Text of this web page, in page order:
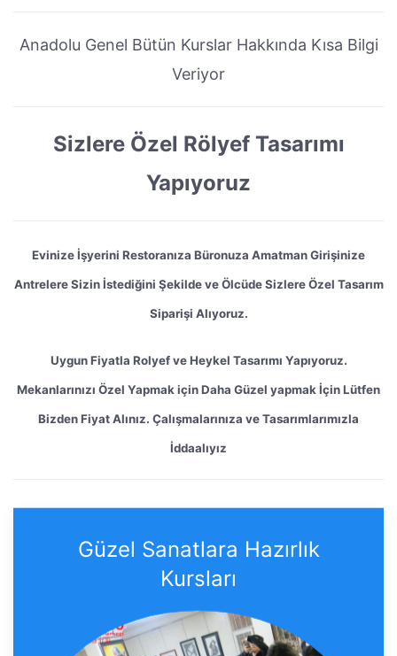
Anadolu Genel Bütün Kurslar Hakkında Kısa Bilgi
Veriyor
Sizlere Özel Rölyef Tasarımı
Yapıyoruz
Evinize İşyerini Restoranıza Büronuza Amatman Girişinize
Antrelere Sizin İstediğini Şekilde ve Ölcüde Sizlere Özel Tasarım
Siparişi Alıyoruz.
Uygun Fiyatla Rolyef ve Heykel Tasarımı Yapıyoruz.
Mekanlarınızı Özel Yapmak için Daha Güzel yapmak İçin Lütfen
Bizden Fiyat Alınız. Çalışmalarınıza ve Tasarımlarımızla
İddaalıyız
Güzel Sanatlara Hazırlık
Kursları